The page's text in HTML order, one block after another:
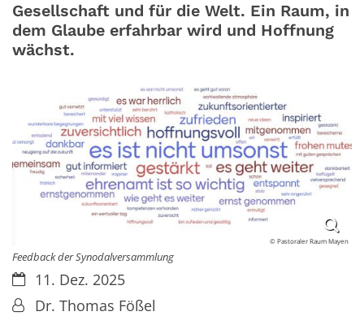
Gesellschaft und für die Welt. Ein Raum, in
dem Glaube erfahrbar wird und Hoffnung
wächst.
© Pastoraler Raum Mayen
Feedback der Synodalversammlung
Datum:11. Dez. 2025
Von:Dr. Thomas Fößel